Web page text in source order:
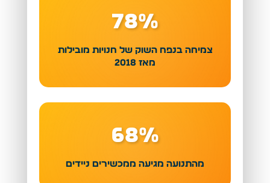
78%
צמיחה בנפח השוק של חנויות מובילות
מאז 2018
68%
מהתנועה מגיעה ממכשירים ניידים